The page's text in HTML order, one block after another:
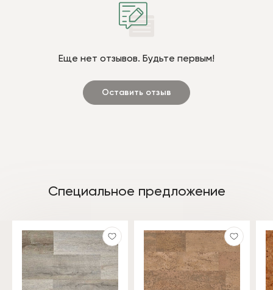
Еще нет отзывов. Будьте первым!
Оставить отзыв
Специальное предложение